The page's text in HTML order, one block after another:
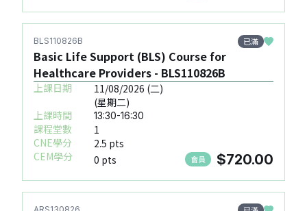
BLS110826B 已滿
Basic Life Support (BLS) Course for
Healthcare Providers - BLS110826B
上課日期
11/08/2026 (二)
(星期二)
上課時間
13:30-16:30
課程堂數
1
CNE學分
2.5 pts
CEM學分
0 pts 會員 $720.00